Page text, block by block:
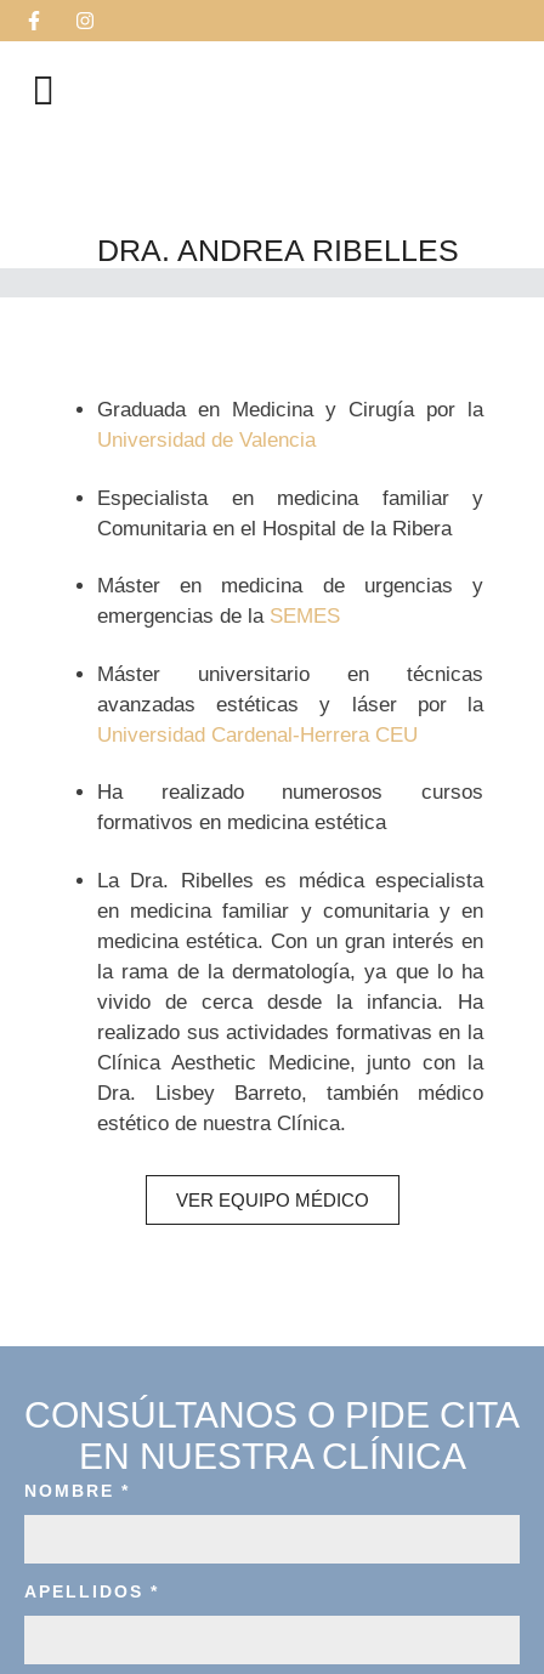
DRA. ANDREA RIBELLES
Graduada en Medicina y Cirugía por la
Universidad de Valencia
Especialista en medicina familiar y
Comunitaria en el Hospital de la Ribera
Máster en medicina de urgencias y
emergencias de la SEMES
Máster universitario en técnicas
avanzadas estéticas y láser por la
Universidad Cardenal-Herrera CEU
Ha realizado numerosos cursos
formativos en medicina estética
La Dra. Ribelles es médica especialista
en medicina familiar y comunitaria y en
medicina estética. Con un gran interés en
la rama de la dermatología, ya que lo ha
vivido de cerca desde la infancia. Ha
realizado sus actividades formativas en la
Clínica Aesthetic Medicine, junto con la
Dra. Lisbey Barreto, también médico
estético de nuestra Clínica.
VER EQUIPO MÉDICO
CONSÚLTANOS O PIDE CITA
EN NUESTRA CLÍNICA
NOMBRE *
APELLIDOS *